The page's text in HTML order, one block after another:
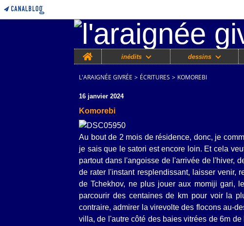
Home
inédits dessins
L'ARAIGNÉE GIVRÉE > ÉCRITURES > KOMOREBI
16 janvier 2024
Komorebi
Au bout de 2 mois de résidence, donc, je
je sais que le satori est encore loin. Et cela
partout dans l'angoisse de l'arrivée de l'hiver,
de rater l'instant resplendissant, laisser venir,
de Tchekhov, ne plus jouer aux momiji gari,
parcourir des centaines de km pour voir la
contraire, admirer la virevolte des flocons au-
villa, de l'autre côté des baies vitrées de 6m